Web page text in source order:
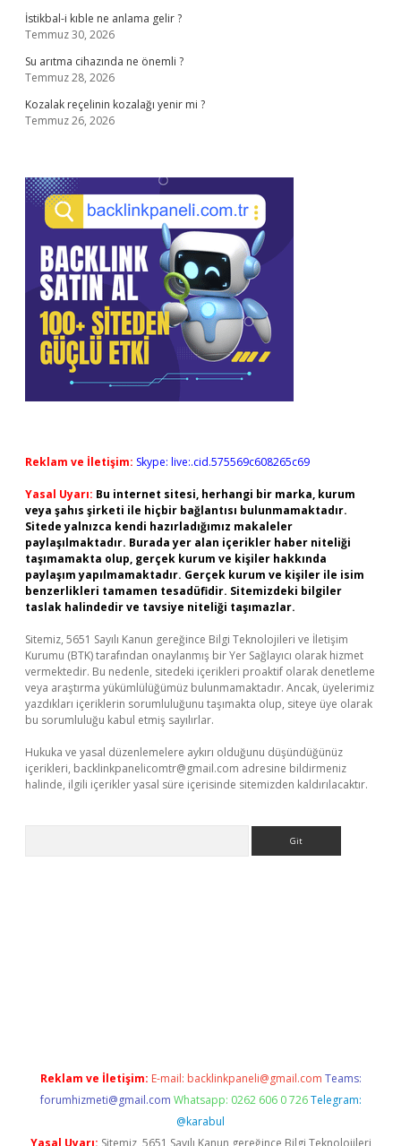
İstikbal-i kıble ne anlama gelir ?
Temmuz 30, 2026
Su arıtma cihazında ne önemli ?
Temmuz 28, 2026
Kozalak reçelinin kozalağı yenir mi ?
Temmuz 26, 2026
Reklam ve İletişim: Skype: live:.cid.575569c608265c69
Yasal Uyarı: Bu internet sitesi, herhangi bir marka, kurum
veya şahıs şirketi ile hiçbir bağlantısı bulunmamaktadır.
Sitede yalnızca kendi hazırladığımız makaleler
paylaşılmaktadır. Burada yer alan içerikler haber niteliği
taşımamakta olup, gerçek kurum ve kişiler hakkında
paylaşım yapılmamaktadır. Gerçek kurum ve kişiler ile isim
benzerlikleri tamamen tesadüfidir. Sitemizdeki bilgiler
taslak halindedir ve tavsiye niteliği taşımazlar.
Sitemiz, 5651 Sayılı Kanun gereğince Bilgi Teknolojileri ve İletişim
Kurumu (BTK) tarafından onaylanmış bir Yer Sağlayıcı olarak hizmet
vermektedir. Bu nedenle, sitedeki içerikleri proaktif olarak denetleme
veya araştırma yükümlülüğümüz bulunmamaktadır. Ancak, üyelerimiz
yazdıkları içeriklerin sorumluluğunu taşımakta olup, siteye üye olarak
bu sorumluluğu kabul etmiş sayılırlar.
Hukuka ve yasal düzenlemelere aykırı olduğunu düşündüğünüz
içerikleri, backlinkpanelicomtr@gmail.com adresine bildirmeniz
halinde, ilgili içerikler yasal süre içerisinde sitemizden kaldırılacaktır.
Reklam ve İletişim: E-mail: backlinkpaneli@gmail.com Teams:
forumhizmeti@gmail.com Whatsapp: 0262 606 0 726 Telegram:
@karabul
Yasal Uyarı: Sitemiz, 5651 Sayılı Kanun gereğince Bilgi Teknolojileri